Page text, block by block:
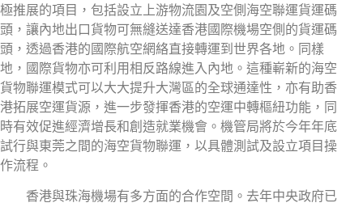
極推展的項目，包括設立上游物流園及空側海空聯運貨運碼
頭，讓內地出口貨物可無縫送達香港國際機場空側的貨運碼
頭，透過香港的國際航空網絡直接轉運到世界各地。同樣
地，國際貨物亦可利用相反路線進入內地。這種嶄新的海空
貨物聯運模式可以大大提升大灣區的全球通達性，亦有助香
港拓展空運貨源，進一步發揮香港的空運中轉樞紐功能，同
時有效促進經濟增長和創造就業機會。機管局將於今年年底
試行與東莞之間的海空貨物聯運，以具體測試及設立項目操
作流程。
香港與珠海機場有多方面的合作空間。去年中央政府已